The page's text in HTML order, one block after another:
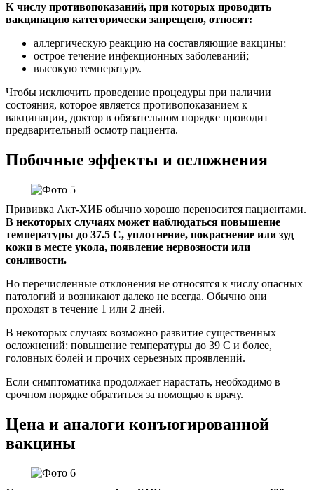
К числу противопоказаний, при которых проводить
вакцинацию категорически запрещено, относят:
аллергическую реакцию на составляющие вакцины;
острое течение инфекционных заболеваний;
высокую температуру.
Чтобы исключить проведение процедуры при наличии
состояния, которое является противопоказанием к
вакцинации, доктор в обязательном порядке проводит
предварительный осмотр пациента.
Побочные эффекты и осложнения
Прививка Акт-ХИБ обычно хорошо переносится пациентами.
В некоторых случаях может наблюдаться повышение
температуры до 37.5 С, уплотнение, покраснение или зуд
кожи в месте укола, появление нервозности или
сонливости.
Но перечисленные отклонения не относятся к числу опасных
патологий и возникают далеко не всегда. Обычно они
проходят в течение 1 или 2 дней.
В некоторых случаях возможно развитие существенных
осложнений: повышение температуры до 39 С и более,
головных болей и прочих серьезных проявлений.
Если симптоматика продолжает нарастать, необходимо в
срочном порядке обратиться за помощью к врачу.
Цена и аналоги конъюгированной
вакцины